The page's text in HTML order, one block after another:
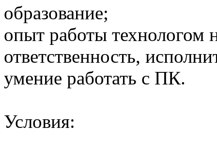
образование;
опыт работы технологом
ответственность,
умение работать с ПК.
Условия: